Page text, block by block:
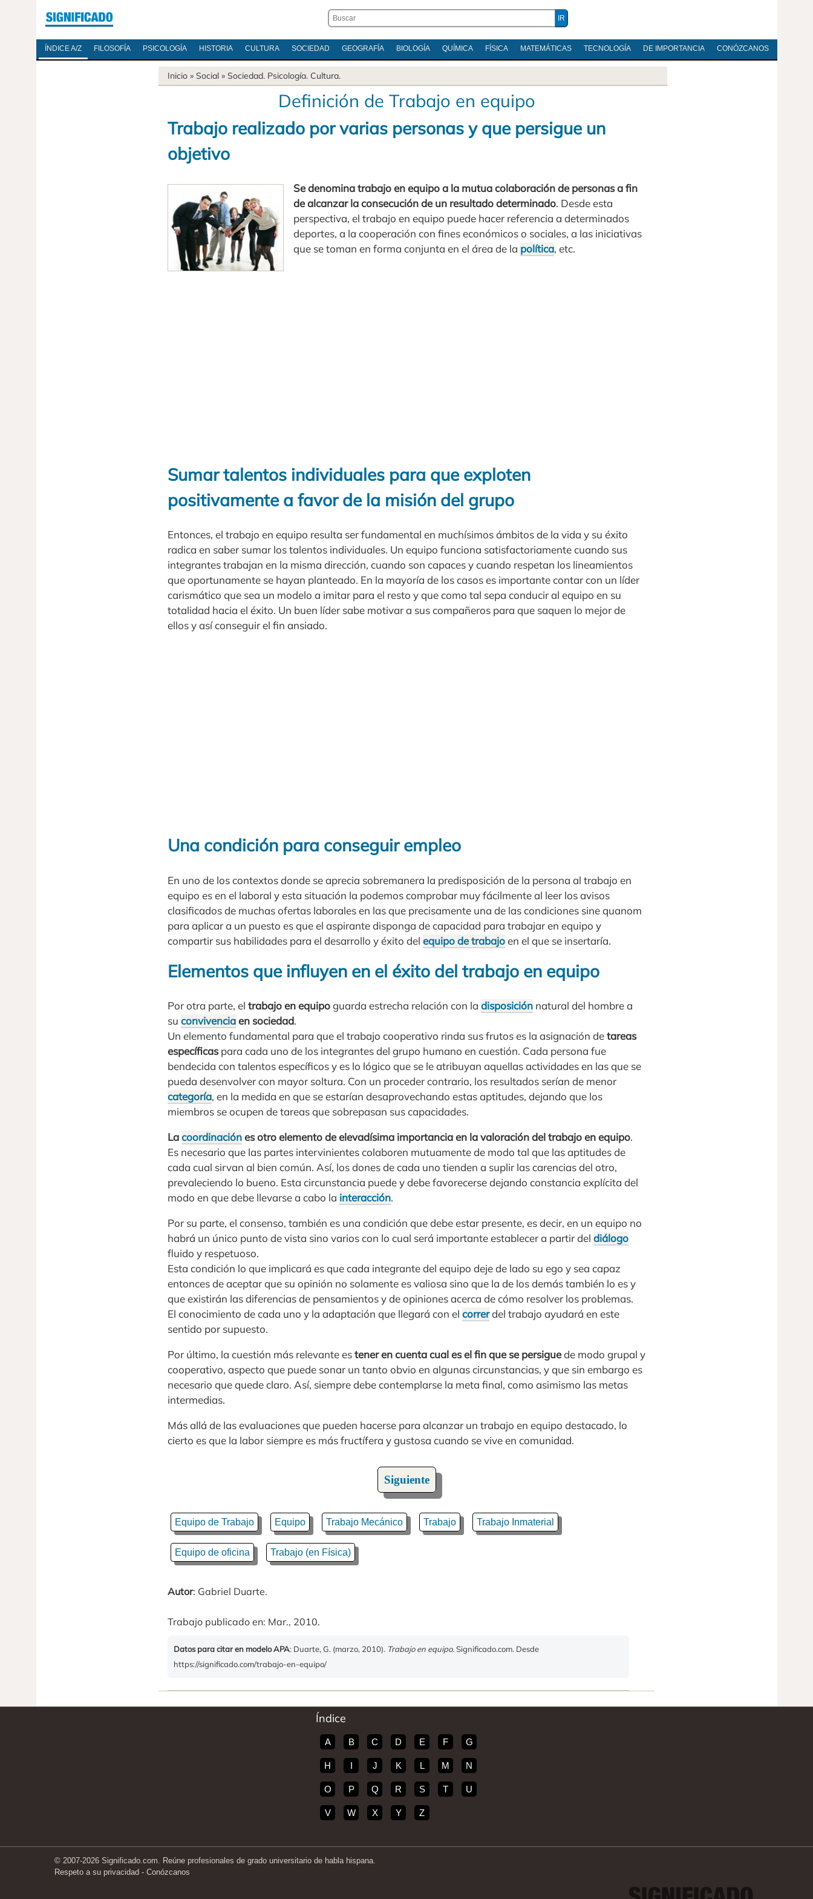
ÍNDICE A/Z FILOSOFÍA PSICOLOGÍA HISTORIA CULTURA SOCIEDAD GEOGRAFÍA BIOLOGÍA QUÍMICA FÍSICA MATEMÁTICAS TECNOLOGÍA DE IMPORTANCIA CONÓZCANOS
Inicio » Social » Sociedad. Psicología. Cultura.
Definición de Trabajo en equipo
Trabajo realizado por varias personas y que persigue un
objetivo
Se denomina trabajo en equipo a la mutua colaboración de personas a fin
de alcanzar la consecución de un resultado determinado. Desde esta
perspectiva, el trabajo en equipo puede hacer referencia a determinados
deportes, a la cooperación con fines económicos o sociales, a las iniciativas
que se toman en forma conjunta en el área de la política, etc.
Sumar talentos individuales para que exploten
positivamente a favor de la misión del grupo
Entonces, el trabajo en equipo resulta ser fundamental en muchísimos ámbitos de la vida y su éxito
radica en saber sumar los talentos individuales. Un equipo funciona satisfactoriamente cuando sus
integrantes trabajan en la misma dirección, cuando son capaces y cuando respetan los lineamientos
que oportunamente se hayan planteado. En la mayoría de los casos es importante contar con un líder
carismático que sea un modelo a imitar para el resto y que como tal sepa conducir al equipo en su
totalidad hacia el éxito. Un buen líder sabe motivar a sus compañeros para que saquen lo mejor de
ellos y así conseguir el fin ansiado.
Una condición para conseguir empleo
En uno de los contextos donde se aprecia sobremanera la predisposición de la persona al trabajo en
equipo es en el laboral y esta situación la podemos comprobar muy fácilmente al leer los avisos
clasificados de muchas ofertas laborales en las que precisamente una de las condiciones sine quanom
para aplicar a un puesto es que el aspirante disponga de capacidad para trabajar en equipo y
compartir sus habilidades para el desarrollo y éxito del equipo de trabajoen el que se insertaría.
Elementos que influyen en el éxito del trabajo en equipo
Por otra parte, el trabajo en equipoguarda estrecha relación con la disposición natural del hombre a
su convivenciaen sociedad.
Un elemento fundamental para que el trabajo cooperativo rinda sus frutos es la asignación detareas
específicaspara cada uno de los integrantes del grupo humano en cuestión. Cada persona fue
bendecida con talentos específicos y es lo lógico que se le atribuyan aquellas actividades en las que se
pueda desenvolver con mayor soltura. Con un proceder contrario, los resultados serían de menor
categoría, en la medida en que se estarían desaprovechando estas aptitudes, dejando que los
miembros se ocupen de tareas que sobrepasan sus capacidades.
Lacoordinaciónes otro elemento de elevadísima importancia en la valoración del trabajo en equipo.
Es necesario que las partes intervinientes colaboren mutuamente de modo tal que las aptitudes de
cada cual sirvan al bien común. Así, los dones de cada uno tienden a suplir las carencias del otro,
prevaleciendo lo bueno. Esta circunstancia puede y debe favorecerse dejando constancia explícita del
modo en que debe llevarse a cabo la interacción.
Por su parte, el consenso, también es una condición que debe estar presente, es decir, en un equipo no
habrá un único punto de vista sino varios con lo cual será importante establecer a partir del diálogo
fluido y respetuoso.
Esta condición lo que implicará es que cada integrante del equipo deje de lado su ego y sea capaz
entonces de aceptar que su opinión no solamente es valiosa sino que la de los demás también lo es y
que existirán las diferencias de pensamientos y de opiniones acerca de cómo resolver los problemas.
El conocimiento de cada uno y la adaptación que llegará con el correrdel trabajo ayudará en este
sentido por supuesto.
Por último, la cuestión más relevante estener en cuenta cual es el fin que se persiguede modo grupal y
cooperativo, aspecto que puede sonar un tanto obvio en algunas circunstancias, y que sin embargo es
necesario que quede claro. Así, siempre debe contemplarse la meta final, como asimismo las metas
intermedias.
Más allá de las evaluaciones que pueden hacerse para alcanzar un trabajo en equipo destacado, lo
cierto es que la labor siempre es más fructífera y gustosa cuando se vive en comunidad.
Siguiente
Equipo de Trabajo Equipo Trabajo Mecánico Trabajo Trabajo Inmaterial
Equipo de oficina Trabajo (en Física)
Autor: Gabriel Duarte.
Trabajo publicado en: Mar., 2010.
Datos para citar en modelo APA: Duarte, G. (marzo, 2010). Trabajo en equipo. Significado.com. Desde
https://significado.com/trabajo-en-equipo/
Índice
A B C D E F G
H I J K L M N
O P Q R S T U
V W X Y Z
© 2007-2026 Significado.com. Reúne profesionales de grado universitario de habla hispana.
Respeto a su privacidad - Conózcanos